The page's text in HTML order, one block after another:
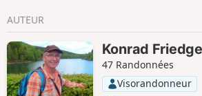
AUTEUR
Konrad
47 Randonnées
Visorandonneur